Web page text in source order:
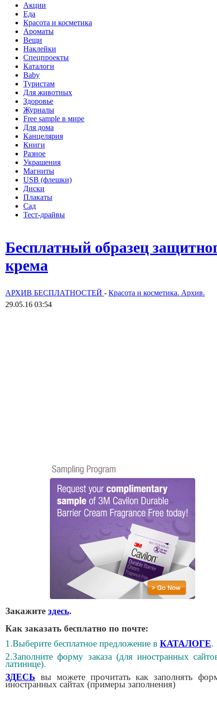
Акции
Еда
Красота и косметика
Ароматы
Вещи
Наклейки
Спецпроекты
Каталоги
Baby
Туристам
Для животных
Здоровье
Журналы
Free sample в мире
Для дома
Канцелярия
Книги
Разное
Украшения
Магниты
USB (флешки)
Диски
Плакаты
Сад
Тест-драйвы
Бесплатный образец
крема
АРХИВ БЕСПЛАТНОСТЕЙ - Красота и косметика. Архив.
29.05.16 03:54
Закажите здесь.
Как заказать бесплатно по почте:
1.Выберите бесплатное предложение в КАТАЛОГЕ.
2.Заполните форму заказа (для иностранных
латинице).
ЗДЕСЬ вы можете прочитать как заполнять
иностранных сайтах (примеры заполнения)